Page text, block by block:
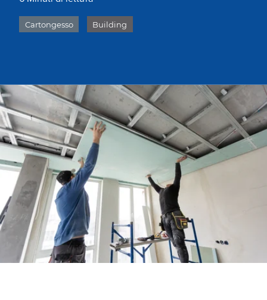
Cartongesso Building